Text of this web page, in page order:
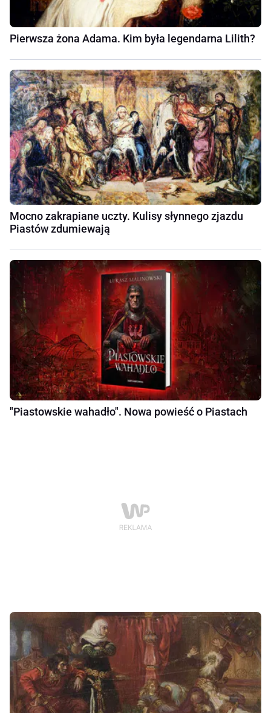
Pierwsza żona Adama. Kim była legendarna Lilith?
Mocno zakrapiane uczty. Kulisy słynnego zjazdu
Piastów zdumiewają
"Piastowskie wahadło". Nowa powieść o Piastach